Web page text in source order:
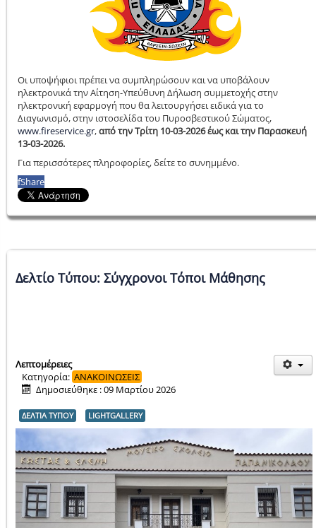
Οι υποψήφιοι πρέπει να συμπληρώσουν και να υποβάλουν
ηλεκτρονικά την Αίτηση-Υπεύθυνη Δήλωση συμμετοχής στην
ηλεκτρονική εφαρμογή που θα λειτουργήσει ειδικά για το
Διαγωνισμό, στην ιστοσελίδα του Πυροσβεστικού Σώματος,
www.fireservice.gr,από την Τρίτη 10-03-2026 έως και την Παρασκευή
13-03-2026.
Για περισσότερες πληροφορίες, δείτε το συνημμένο.
fShare
Δελτίο Τύπου: Σύγχρονοι Τόποι Μάθησης
Λεπτομέρειες
Κατηγορία: ΑΝΑΚΟΙΝΩΣΕΙΣ
Δημοσιεύθηκε : 09 Μαρτίου 2026
ΔΕΛΤΙΑ ΤΥΠΟΥ LIGHTGALLERY